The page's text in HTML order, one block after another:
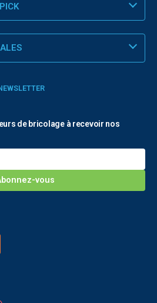
de bricolage à recevoir nos